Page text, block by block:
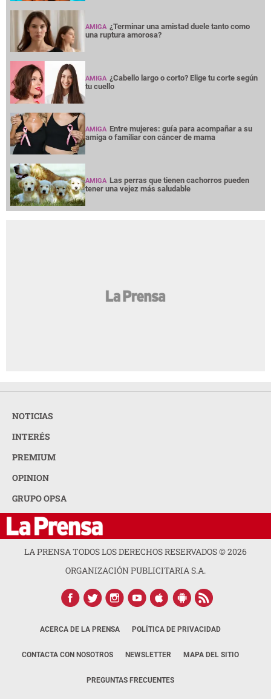
AMIGA ¿Terminar una amistad duele tanto como
una ruptura amorosa?
AMIGA ¿Cabello largo o corto? Elige tu corte según
tu cuello
AMIGA Entre mujeres: guía para acompañar a su
amiga o familiar con cáncer de mama
AMIGA Las perras que tienen cachorros pueden
tener una vejez más saludable
NOTICIAS
INTERÉS
PREMIUM
OPINION
GRUPO OPSA
LA PRENSA TODOS LOS DERECHOS RESERVADOS ©2026
ORGANIZACIÓN PUBLICITARIA S.A.
ACERCA DE LA PRENSA POLÍTICA DE PRIVACIDAD
CONTACTA CON NOSOTROS NEWSLETTER MAPA DEL SITIO
PREGUNTAS FRECUENTES